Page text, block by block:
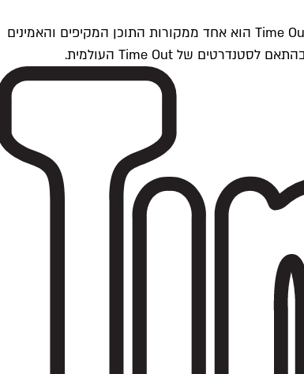
Time Outתל אביב הוא חלק מרשת Time Out Global — רשת מדיה בינלאומית הפועלת ב-360 ערים מרכזיות וב-60 מדינות ברחבי העולם. Time Out הוא אחד ממקורות התוכן המקיפים והאמינים